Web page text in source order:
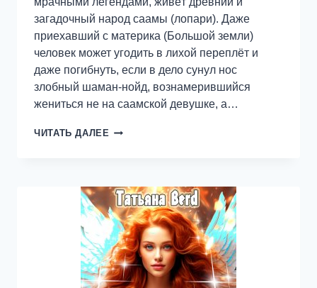
загадочный народ саамы (лопари). Даже
приехавший с материка (Большой земли)
человек может угодить в лихой переплёт и
даже погибнуть, если в дело сунул нос
злобный шаман-нойд, вознамерившийся
жениться не на саамской девушке, а…
ЧИТАТЬ ДАЛЕЕ СТРОПТИВАЯ
НОЙДА